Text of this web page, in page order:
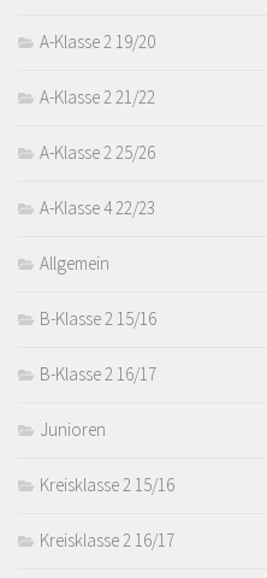
A-Klasse 2 19/20
A-Klasse 2 21/22
A-Klasse 2 25/26
A-Klasse 4 22/23
Allgemein
B-Klasse 2 15/16
B-Klasse 2 16/17
Junioren
Kreisklasse 2 15/16
Kreisklasse 2 16/17